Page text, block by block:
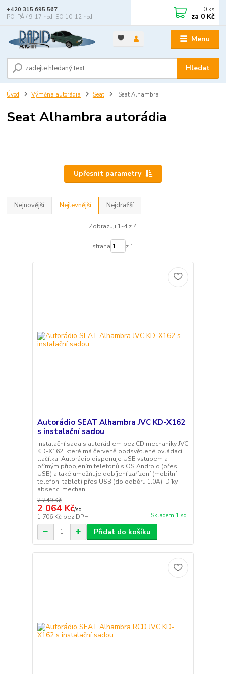
Menu
Hledat
+420 315 695 567
PO-PÁ / 9-17 hod, SO 10-12 hod
0 ks
za 0 Kč
Úvod Výměna autorádia Seat Seat Alhambra
Seat Alhambra autorádia
Upřesnit parametry
Nejnovější Nejlevnější Nejdražší
Zobrazuji 1-4 z 4
strana z 1
Autorádio SEAT Alhambra JVC KD-X162
s instalační sadou
Instalační sada s autorádiem bez CD mechaniky JVC
KD-X162, které má červeně podsvětlené ovládací
tlačítka. Autorádio disponuje USB vstupem a
přímým připojením telefonů s OS Android (přes
USB) a také umožňuje dobíjení zařízení (mobilní
telefon, tablet) přes USB (do odběru 1.0A). Díky
absenci mechani...
2 249 Kč
2 064 Kč/sd
1 706 Kč bez DPH Skladem 1 sd
Přidat do košíku